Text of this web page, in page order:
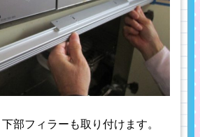
部フィラーも取り付けます。